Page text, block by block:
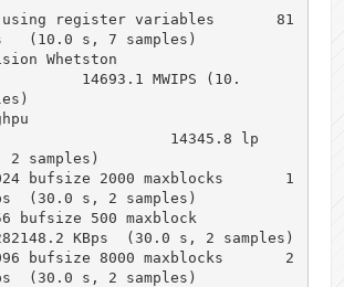
using register variables       81
(10.0 s, 7 samples)
Whetston
14693.1 MWIPS (10.
14345.8 lp
2 samples)
bufsize 2000 maxblocks       1
(30.0 s, 2 samples)
bufsize 500 maxblock
KBps  (30.0 s, 2 samples)
bufsize 8000 maxblocks       2
(30.0 s, 2 samples)